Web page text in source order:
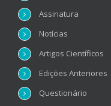
Assinatura
Notícias
Artigos Científicos
Edições Anteriores
Questionário